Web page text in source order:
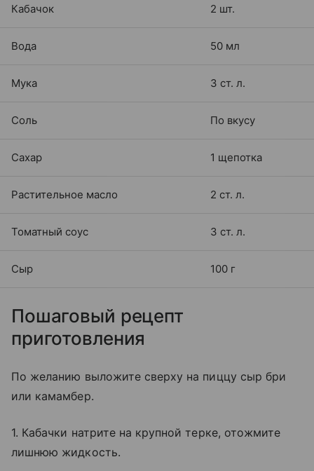
Кабачок 2 шт.
Вода 50 мл
Мука 3 ст. л.
Соль По вкусу
Сахар 1 щепотка
Растительное масло 2 ст. л.
Томатный соус 3 ст. л.
Сыр 100 г
Пошаговый рецепт
приготовления
По желанию выложите сверху на пиццу сыр бри
или камамбер.
1. Кабачки натрите на крупной терке, отожмите
лишнюю жидкость.